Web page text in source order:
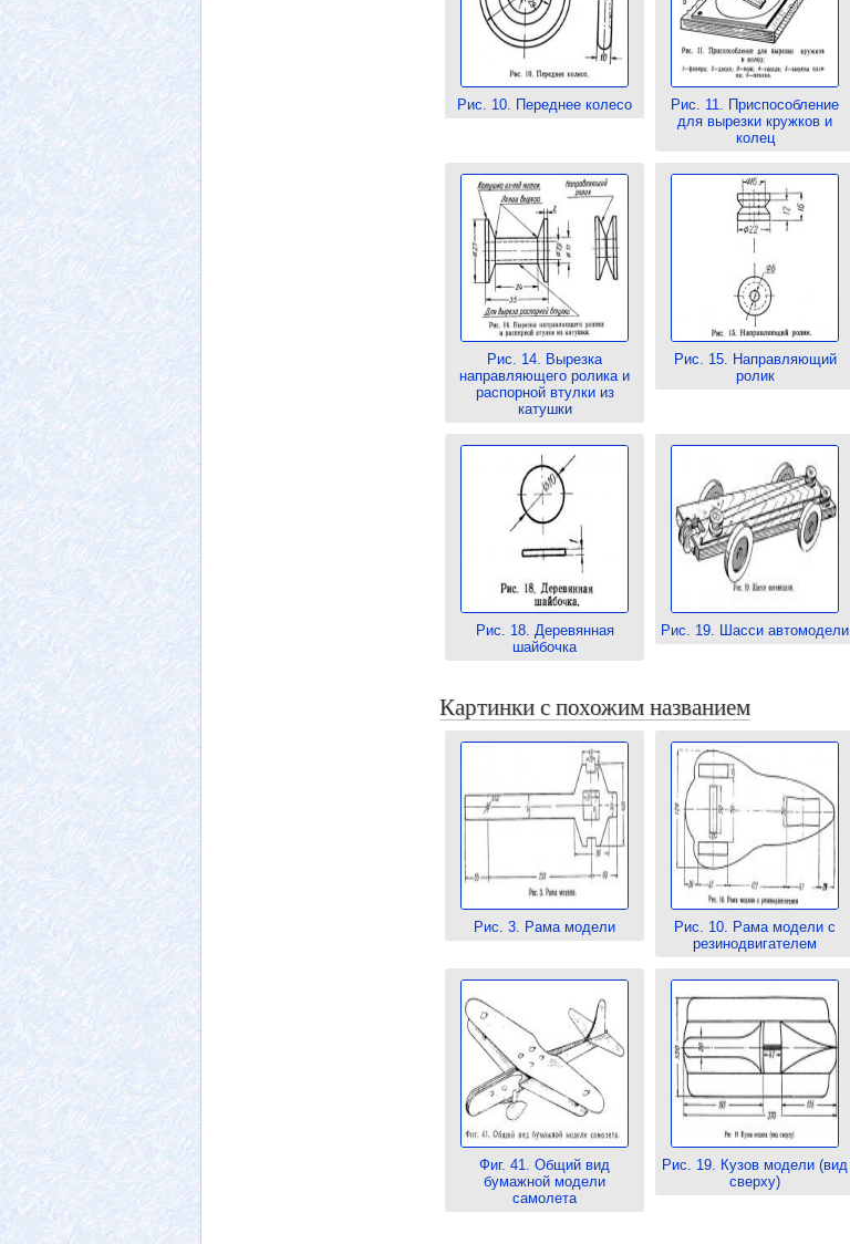
Рис. 10. Переднее колесо
Рис. 11. Приспособление
для вырезки кружков и
колец
Рис. 14. Вырезка
направляющего ролика и
распорной втулки из
катушки
Рис. 15. Направляющий
ролик
Рис. 18. Деревянная
шайбочка
Рис. 19. Шасси автомодели
Картинки с похожим названием
Рис. 3. Рама модели
Рис. 10. Рама модели с
резинодвигателем
Фиг. 41. Общий вид
бумажной модели
самолета
Рис. 19. Кузов модели (вид
сверху)